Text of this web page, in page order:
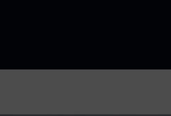
son al menudeo, sugeridos